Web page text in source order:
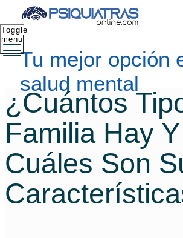
Tu mejor opción
salud mental
Toggle
menu
¿Cuántos
Familia Hay Y
Cuáles Son